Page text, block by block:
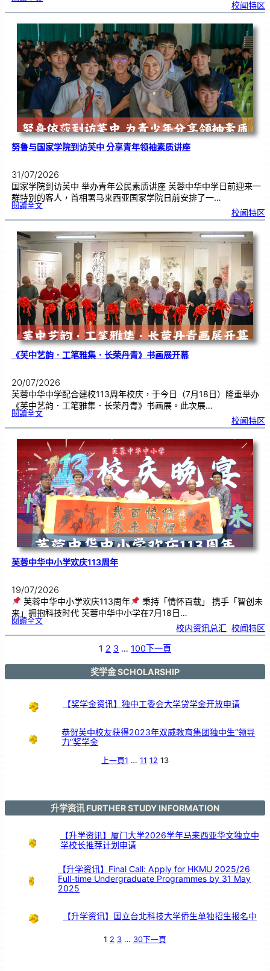
乐
6
0
《
奏
花
悦
韵
》
圆
满
演
出
校闻特区
努鲁与国家学院到访芙中 分享青年领袖素质讲座
31/07/2026
国家学院到访芙中 举办青年公民素质讲座 芙蓉中华中学日前迎来一
群特别的客人，首相署马来西亚国家学院日前安排了一…
閱讀全文:努
与
国
学
院
到
访
中
分
享
青
年
领
袖
素
质
讲
座
校闻特区
《芙中艺韵．工笔雅集．长荣丹青》书画展开幕
20/07/2026
芙蓉中华中学配合建校113周年校庆，于今日（7月18日）隆重举办
《芙中艺韵．工笔雅集．长荣丹青》书画展。此次展…
閱讀全文:《
艺
．
工
笔
雅
．
长
荣
丹
青
》
书
画
展
开
幕
校闻特区
芙蓉中华中小学欢庆113周年
19/07/2026
芙蓉中华中小学欢庆113周年
秉持「情怀百载」 携手「智创未
来」拥抱科技时代 芙蓉中华中小学在7月18日…
閱讀全文:芙
中
华
1
1
年
校内资讯总汇 校闻特区
1 2 3 … 100下一頁
奖学金 SCHOLARSHIP
【奖学金资讯】独中工委会大学贷学金开放申请
恭贺芙中校友获得2023年双威教育集团独中生“领导
力”奖学金
上一頁1 … 11 12 13
升学资讯 FURTHER STUDY INFORMATION
【升学资讯】厦门大学2026学年马来西亚华文独立中
学校长推荐计划申请
【升学资讯】Final Call: Apply for HKMU 2025/26
Full-time Undergraduate Programmes by 31 May
2025
【升学资讯】国立台北科技大学侨生单独招生报名中
1 2 3 … 30下一頁